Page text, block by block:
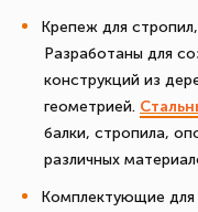
Крепеж для
Разработаны для
конструкций из
геометрией.
балки, стропила,
различных
Комплектующие для